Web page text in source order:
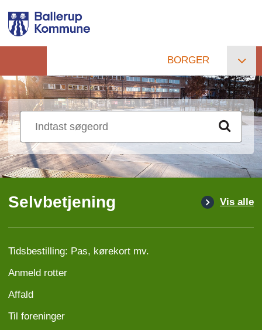
hovedindhold
Primær
navigation
BORGER
Selvbetjening Vis alle
Tidsbestilling: Pas, kørekort mv.
Anmeld rotter
Affald
Til foreninger